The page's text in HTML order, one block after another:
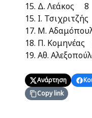
15. Δ. Λεάκος
15. Ι.
17. Μ.
18. Π.
19. Αθ.
Ανάρτηση
Copy link